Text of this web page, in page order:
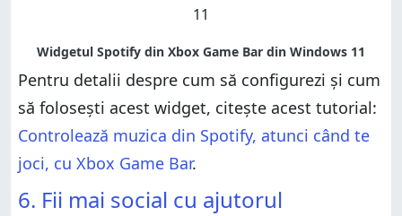
Pentru detalii despre cum să configurezi și cum
să folosești acest widget, citește acest tutorial:
Controlează muzica din Spotify, atunci când te
joci, cu Xbox Game Bar.
6. Fii mai social cu ajutorul